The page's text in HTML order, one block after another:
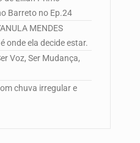
Barreto no Ep.24
MENDES
onde ela decide estar.
Voz, Ser Mudança,
chuva irregular e